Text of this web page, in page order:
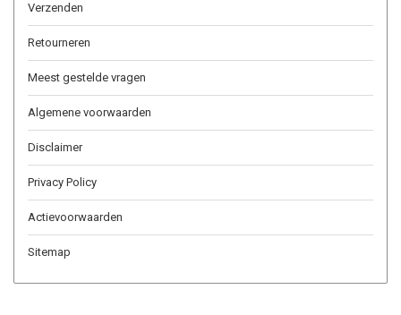
Verzenden
Retourneren
Meest gestelde vragen
Algemene voorwaarden
Disclaimer
Privacy Policy
Actievoorwaarden
Sitemap